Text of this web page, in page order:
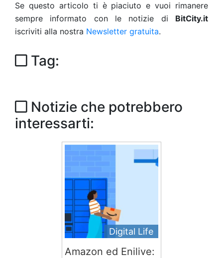
Se questo articolo ti è piaciuto e vuoi rimanere
sempre informato con le notizie di BitCity.it
iscriviti alla nostra Newsletter gratuita.
Tag:
Notizie che potrebbero
interessarti:
Digital Life
Amazon ed Enilive: